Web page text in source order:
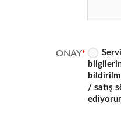
ONAY
/ satış